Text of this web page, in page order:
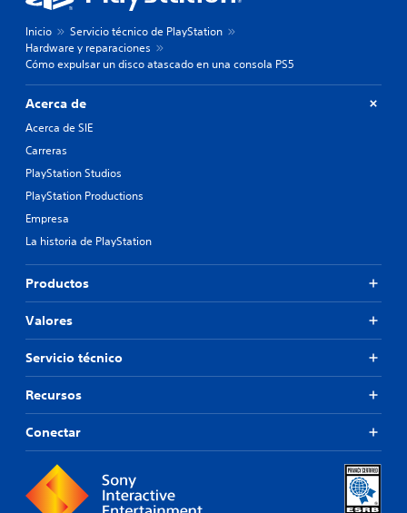
Inicio
Servicio técnico de PlayStation
Hardware y reparaciones
Cómo expulsar un disco atascado en una consola PS5
Acerca de
Acerca de SIE
Carreras
PlayStation Studios
PlayStation Productions
Empresa
La historia de PlayStation
Productos
Valores
Servicio técnico
Recursos
Conectar